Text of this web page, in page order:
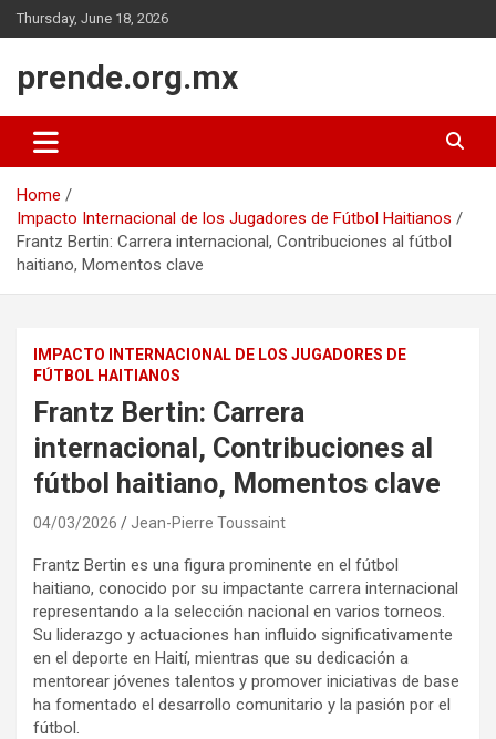
Skip
to
Thursday, June 18, 2026
prende.org.mx
Home
Impacto Internacional de los Jugadores de Fútbol Haitianos
Frantz Bertin: Carrera internacional, Contribuciones al fútbol
haitiano, Momentos clave
IMPACTO INTERNACIONAL DE LOS JUGADORES DE
FÚTBOL HAITIANOS
Frantz Bertin: Carrera
internacional, Contribuciones al
fútbol haitiano, Momentos clave
04/03/2026 Jean-Pierre Toussaint
Frantz Bertin es una figura prominente en el fútbol
haitiano, conocido por su impactante carrera internacional
representando a la selección nacional en varios torneos.
Su liderazgo y actuaciones han influido significativamente
en el deporte en Haití, mientras que su dedicación a
mentorear jóvenes talentos y promover iniciativas de base
ha fomentado el desarrollo comunitario y la pasión por el
fútbol.